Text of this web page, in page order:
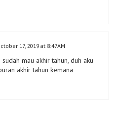
17, 2019 at 8:47 AM
mau akhir tahun, duh aku
akhir tahun kemana